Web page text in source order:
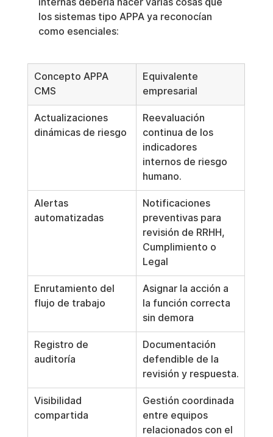
los sistemas tipo APPA ya reconocían
como esenciales:
Concepto APPA
CMS
Equivalente
empresarial
Actualizaciones
dinámicas de riesgo
Reevaluación
continua de los
indicadores
internos de riesgo
humano.
Alertas
automatizadas
Notificaciones
preventivas para
revisión de RRHH,
Cumplimiento o
Legal
Enrutamiento del
flujo de trabajo
Asignar la acción a
la función correcta
sin demora
Registro de
auditoría
Documentación
defendible de la
revisión y respuesta.
Visibilidad
compartida
Gestión coordinada
entre equipos
relacionados con el